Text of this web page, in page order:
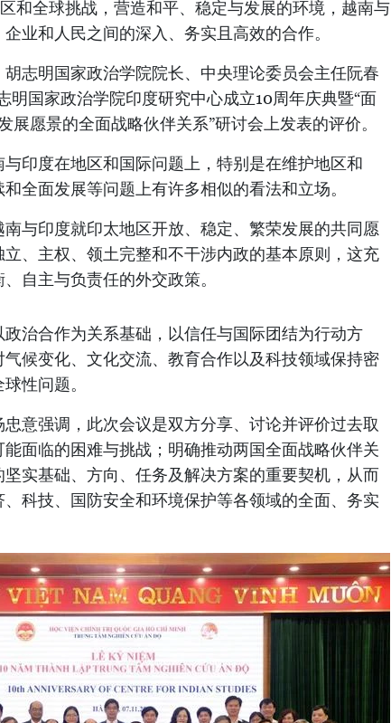
和全球挑战，营造和平、稳定与发展的环境，越南与
业和人民之间的深入、务实且高效的合作。
胡志明国家政治学院院长、中央理论委员会主任阮春
明国家政治学院印度研究中心成立10周年庆典暨“面
展愿景的全面战略伙伴关系”研讨会上发表的评价。
印度在地区和国际问题上，特别是在维护地区和
全面发展等问题上有许多相似的看法和立场。
与印度就印太地区开放、稳定、繁荣发展的共同愿
、主权、领土完整和不干涉内政的基本原则，这充
自主与负责任的外交政策。
治合作为关系基础，以信任与国际团结为行动方
候变化、文化交流、教育合作以及科技领域保持密
性问题。
意强调，此次会议是双方分享、讨论并评价过去取
面临的困难与挑战；明确推动两国全面战略伙伴关
实基础、方向、任务及解决方案的重要契机，从而
科技、国防安全和环境保护等各领域的全面、务实